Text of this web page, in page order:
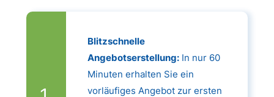
Blitzschnelle
Angebotserstellung:In nur 60
Minuten erhalten Sie ein
vorläufiges Angebot zur ersten